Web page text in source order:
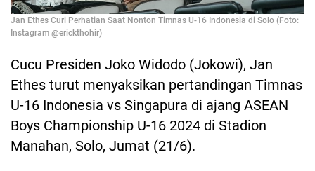
Jan Ethes Curi Perhatian Saat Nonton Timnas U-16 Indonesia di Solo (Foto:
Instagram @erickthohir)
Cucu Presiden Joko Widodo (Jokowi), Jan
Ethes turut menyaksikan pertandingan Timnas
U-16 Indonesia vs Singapura di ajang ASEAN
Boys Championship U-16 2024 di Stadion
Manahan, Solo, Jumat (21/6).